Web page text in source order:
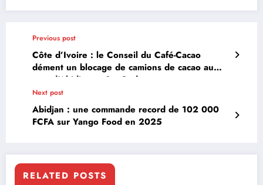
Previous post
Côte d’Ivoire : le Conseil du Café-Cacao
dément un blocage de camions de cacao au
port d’Abidjan et San-Pedro
Next post
Abidjan : une commande record de 102 000
FCFA sur Yango Food en 2025
RELATED POSTS